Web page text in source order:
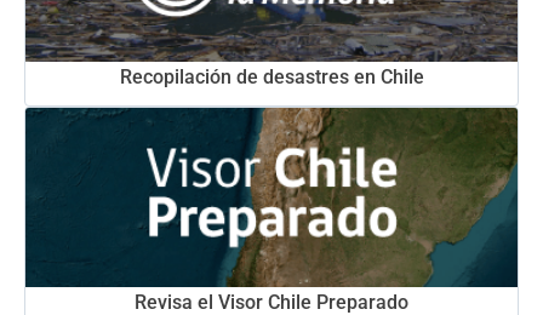
Recopilación de desastres en Chile
Revisa el Visor Chile Preparado